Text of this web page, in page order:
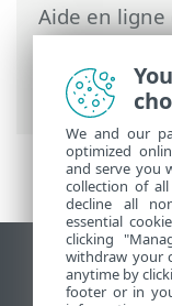
Aide en ligne
Prem>
Prem>ESET
principal
>
Afficher le
End of Life
We and our
optimized
and serve you
collection of
decline all
essential
clicking
withdraw your
anytime by
footer or in